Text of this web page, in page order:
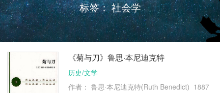
标签：社会学
《菊与刀》鲁思·本尼迪克特
历史/文学
作者： 鲁思·本尼迪克特(Ruth Benedict) 1887